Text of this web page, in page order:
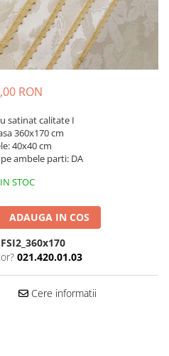
RON
satinat calitate I
360x170 cm
40x40 cm
ambele parti: DA
IN STOC
ADAUGA IN COS
FSI2_360x170
021.420.01.03
Cere informatii